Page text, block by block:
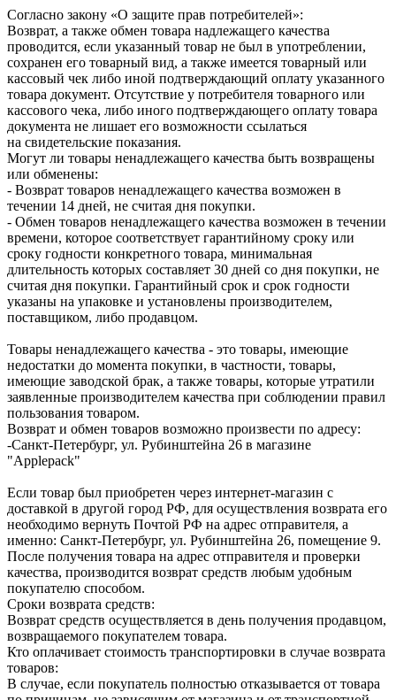
Согласно закону «О защите прав потребителей»:
Возврат, а также обмен товара надлежащего качества
проводится, если указанный товар не был в употреблении,
сохранен его товарный вид, а также имеется товарный или
кассовый чек либо иной подтверждающий оплату указанного
товара документ. Отсутствие у потребителя товарного или
кассового чека, либо иного подтверждающего оплату товара
документа не лишает его возможности ссылаться
на свидетельские показания.
Могут ли товары ненадлежащего качества быть возвращены
или обменены:
- Возврат товаров ненадлежащего качества возможен в
течении 14 дней, не считая дня покупки.
- Обмен товаров ненадлежащего качества возможен в течении
времени, которое соответствует гарантийному сроку или
сроку годности конкретного товара, минимальная
длительность которых составляет 30 дней со дня покупки, не
считая дня покупки. Гарантийный срок и срок годности
указаны на упаковке и установлены производителем,
поставщиком, либо продавцом.
Товары ненадлежащего качества - это товары, имеющие
недостатки до момента покупки, в частности, товары,
имеющие заводской брак, а также товары, которые утратили
заявленные производителем качества при соблюдении правил
пользования товаром.
Возврат и обмен товаров возможно произвести по адресу:
-Санкт-Петербург, ул. Рубинштейна 26 в магазине
"Applepack"
Если товар был приобретен через интернет-магазин с
доставкой в другой город РФ, для осуществления возврата его
необходимо вернуть Почтой РФ на адрес отправителя, а
именно: Санкт-Петербург, ул. Рубинштейна 26, помещение 9.
После получения товара на адрес отправителя и проверки
качества, производится возврат средств любым удобным
покупателю способом.
Сроки возврата средств:
Возврат средств осуществляется в день получения продавцом,
возвращаемого покупателем товара.
Кто оплачивает стоимость транспортировки в случае возврата
товаров:
В случае, если покупатель полностью отказывается от товара